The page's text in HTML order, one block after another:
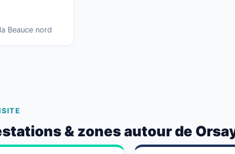
Beauce nord
& zones autour de